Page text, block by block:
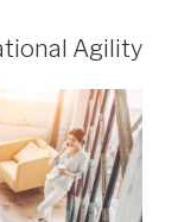
Agility